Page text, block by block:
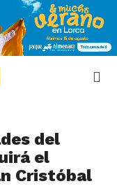
del
el
Cristóbal